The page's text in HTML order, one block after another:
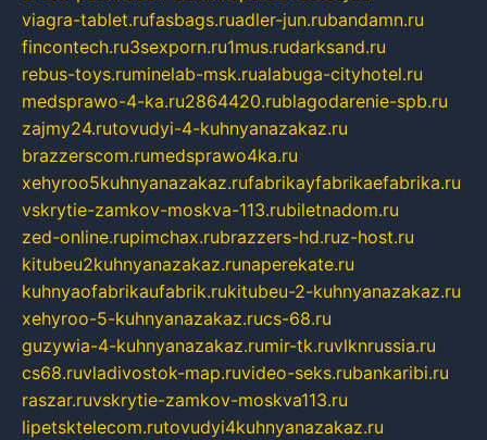
viagra-tablet.rufasbags.ruadler-jun.rubandamn.ru
fincontech.ru3sexporn.ru1mus.rudarksand.ru
rebus-toys.ruminelab-msk.rualabuga-cityhotel.ru
medsprawo-4-ka.ru2864420.rublagodarenie-spb.ru
zajmy24.rutovudyi-4-kuhnyanazakaz.ru
brazzerscom.rumedsprawo4ka.ru
xehyroo5kuhnyanazakaz.rufabrikayfabrikaefabrika.ru
vskrytie-zamkov-moskva-113.rubiletnadom.ru
zed-online.rupimchax.rubrazzers-hd.ruz-host.ru
kitubeu2kuhnyanazakaz.runaperekate.ru
kuhnyaofabrikaufabrik.rukitubeu-2-kuhnyanazakaz.ru
xehyroo-5-kuhnyanazakaz.rucs-68.ru
guzywia-4-kuhnyanazakaz.rumir-tk.ruvlknrussia.ru
cs68.ruvladivostok-map.ruvideo-seks.rubankaribi.ru
raszar.ruvskrytie-zamkov-moskva113.ru
lipetsktelecom.rutovudyi4kuhnyanazakaz.ru